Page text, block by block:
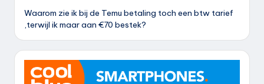
Waarom zie ik bij de Temu betaling toch een btw tarief
,terwijl ik maar aan €70 bestek?